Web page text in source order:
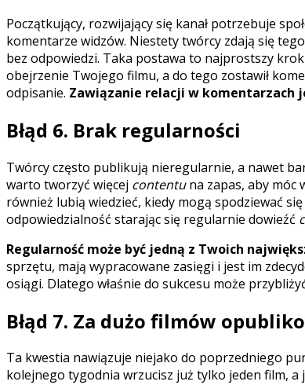
Początkujący, rozwijający się kanał potrzebuje
komentarze widzów. Niestety twórcy zdają się
bez odpowiedzi. Taka postawa to najprostszy
obejrzenie Twojego filmu, a do tego zostawił
odpisanie. Zawiązanie relacji w komentarzach
Błąd 6. Brak regularności
Twórcy często publikują nieregularnie, a nawet
warto tworzyć więcej contentuna zapas, aby móc
również lubią wiedzieć, kiedy mogą spodziewać
odpowiedzialność starając się regularnie dowieźć
Regularność może być jedną z Twoich
sprzętu, mają wypracowane zasięgi i jest im
osiągi. Dlatego właśnie do sukcesu może
Błąd 7. Za dużo filmów
Ta kwestia nawiązuje niejako do poprzedniego
kolejnego tygodnia wrzucisz już tylko jeden film,